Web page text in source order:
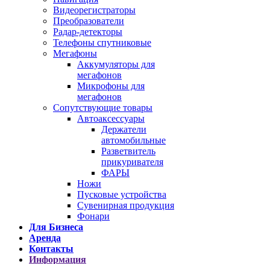
Видеорегистраторы
Преобразователи
Радар-детекторы
Телефоны спутниковые
Мегафоны
Аккумуляторы для
мегафонов
Микрофоны для
мегафонов
Сопутствующие товары
Автоаксессуары
Держатели
автомобильные
Разветвитель
прикуривателя
ФАРЫ
Ножи
Пусковые устройства
Сувенирная продукция
Фонари
Для Бизнеса
Аренда
Контакты
Информация